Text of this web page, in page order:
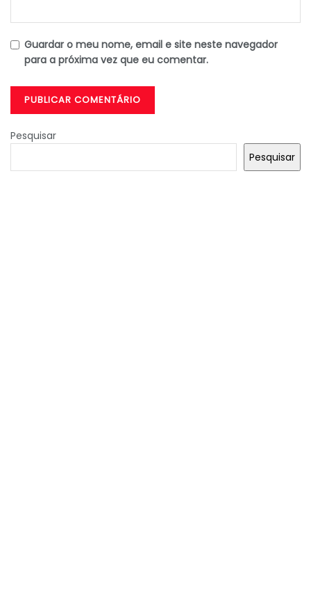
Guardar o meu nome, email e site neste navegador
para a próxima vez que eu comentar.
Pesquisar
Pesquisar